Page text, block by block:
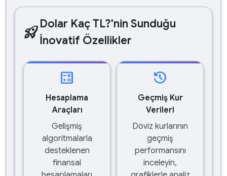
rocket_launchDolar Kaç TL?'nin Sunduğu
İnovatif Özellikler
calculate
Hesaplama
Araçları
Gelişmiş
algoritmalarla
desteklenen
finansal
history
Geçmiş Kur
Verileri
Döviz kurlarının
geçmiş
performansını
inceleyin,